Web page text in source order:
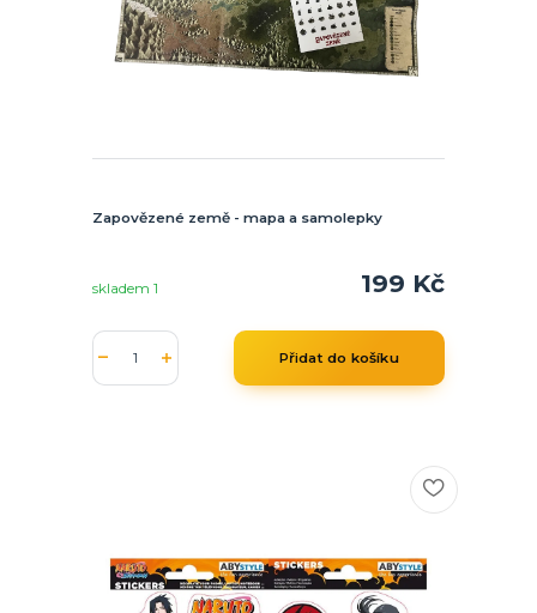
Zapovězené země - mapa a samolepky
199 Kč
skladem 1
Přidat do košíku